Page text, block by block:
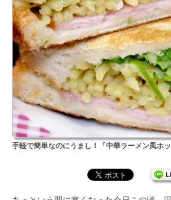
手軽で簡単なのにうまし！「中華ラーメン風ホッ